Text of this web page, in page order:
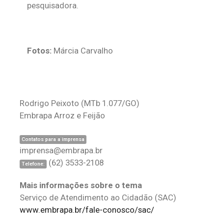
pesquisadora.
Fotos: Márcia Carvalho
Rodrigo Peixoto (MTb 1.077/GO)
Embrapa Arroz e Feijão
Contatos para a imprensa
imprensa@embrapa.br
Telefone: (62) 3533-2108
Mais informações sobre o tema
Serviço de Atendimento ao Cidadão (SAC)
www.embrapa.br/fale-conosco/sac/